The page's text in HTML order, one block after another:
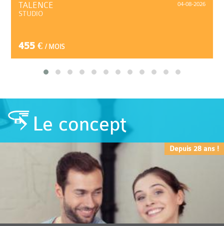
04-08-2026
TALENCE
STUDIO
455 € / MOIS
Le concept
Depuis 28 ans !